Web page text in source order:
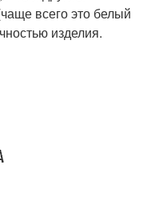
всего это белый
изделия.